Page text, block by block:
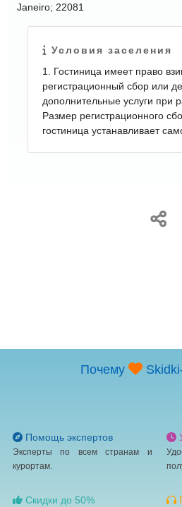
Janeiro; 22081
Условия заселения
1. Гостиница имеет право
регистрационный сбор или
дополнительные услуги при
Размер регистрационного
гостиница устанавливает
Почему
Помощь экспертов
Эксперты по всем странам и
курортам.
Скидки до 50%